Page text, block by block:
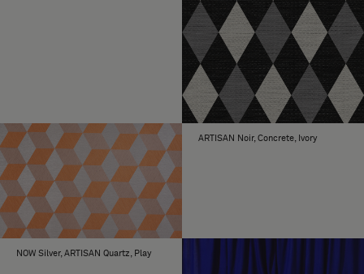
ARTISAN Noir, Concrete, Ivory
NOW Silver, ARTISAN Quartz, Play